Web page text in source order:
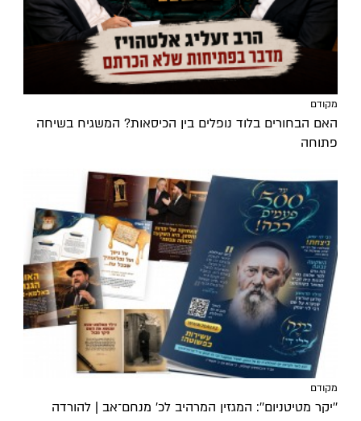
מקודם
האם הבחורים בלוד נופלים בין הכיסאות? המשגיח בשיחה
פתוחה
מקודם
''יקר מטיטניום'': המגזין המרהיב לכ’ מנחם־אב | להורדה